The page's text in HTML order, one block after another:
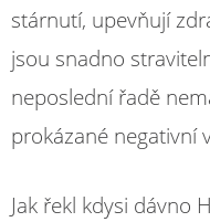
stárnutí, upevňují
jsou snadno
neposlední řadě
prokázané negativní
Jak řekl kdysi dávno